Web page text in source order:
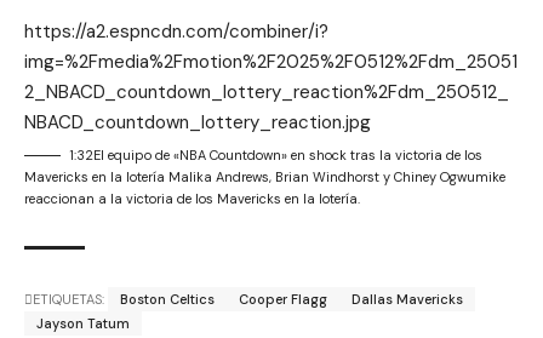
https://a2.espncdn.com/combiner/i?
img=%2Fmedia%2Fmotion%2F2025%2F0512%2Fdm_25051
2_NBACD_countdown_lottery_reaction%2Fdm_250512_
NBACD_countdown_lottery_reaction.jpg
1:32El equipo de «NBA Countdown» en shock tras la victoria de los
Mavericks en la lotería Malika Andrews, Brian Windhorst y Chiney Ogwumike
reaccionan a la victoria de los Mavericks en la lotería.
ETIQUETAS: Boston Celtics Cooper Flagg
Dallas Mavericks
Jayson Tatum